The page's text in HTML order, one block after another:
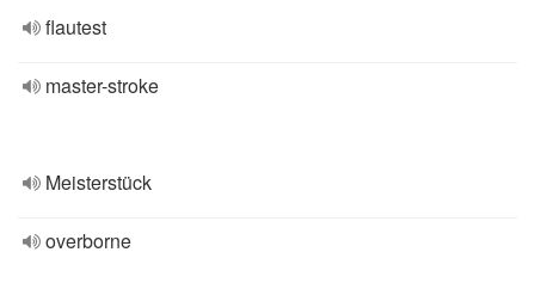
flautest
master-stroke
Meisterstück
overborne